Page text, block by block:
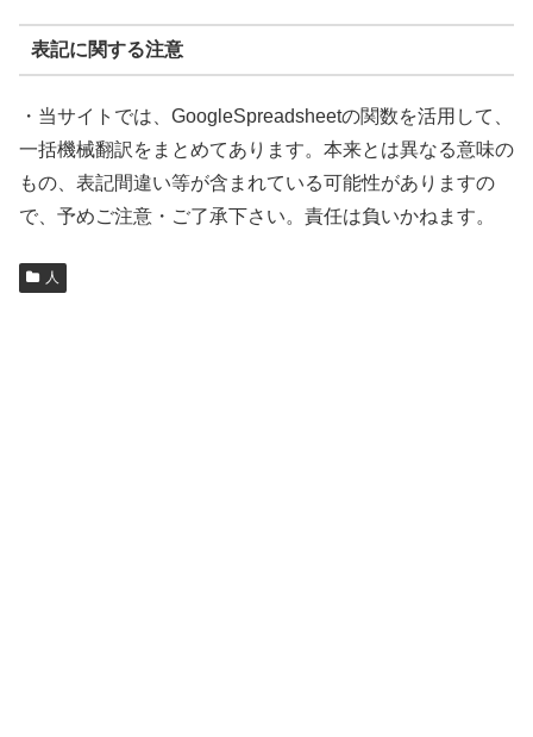
表記に関する注意
・当サイトでは、GoogleSpreadsheetの関数を活用して、
一括機械翻訳をまとめてあります。本来とは異なる意味の
もの、表記間違い等が含まれている可能性がありますの
で、予めご注意・ご了承下さい。責任は負いかねます。
人